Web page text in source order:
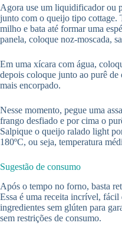
Agora use um liquidificador ou
junto com o queijo tipo cottage.
milho e bata até formar uma
panela, coloque noz-moscada,
Em uma xícara com água,
depois coloque junto ao purê
mais encorpado.
Nesse momento, pegue uma
frango desfiado e por cima o
Salpique o queijo ralado light
180ºC, ou seja, temperatura
Sugestão de consumo
Após o tempo no forno, basta
Essa é uma receita incrível,
ingredientes sem glúten para
sem restrições de consumo.